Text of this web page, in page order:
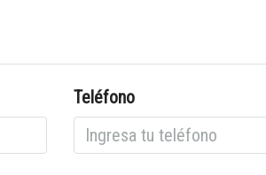
Teléfono